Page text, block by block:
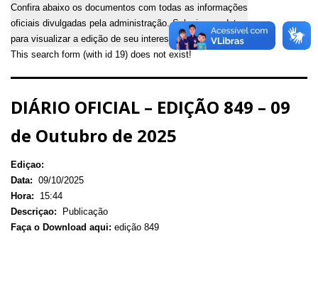
Confira abaixo os documentos com todas as informações
oficiais divulgadas pela administração. Selecione a data
para visualizar a edição de seu interesse.
This search form (with id 19) does not exist!
DIÁRIO OFICIAL – EDIÇÃO 849 – 09
de Outubro de 2025
Ediçao:
Data: 09/10/2025
Hora:
15:44
Descriçao:
Publicação
Faça o Download aqui: edição 849